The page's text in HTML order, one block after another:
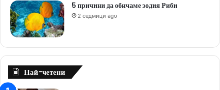
5 причини да обичаме зодия Риби
2 седмици ago
Най-четени